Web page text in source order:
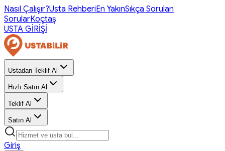
Nasıl Çalışır?Usta RehberiEn YakınSıkça Sorulan
SorularKoçtaş
USTA GİRİŞİ
Ustadan Teklif Al
Hızlı Satın Al
Teklif Al
Satın Al
Giriş